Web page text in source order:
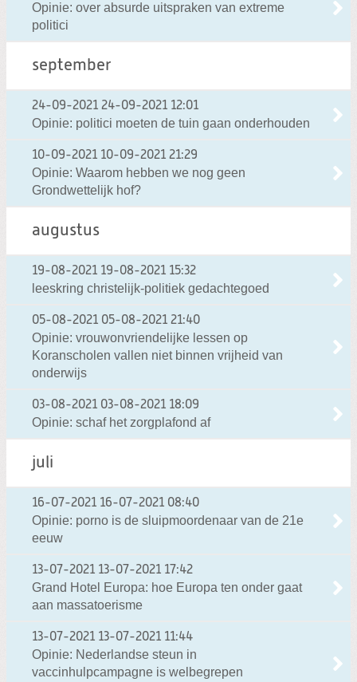
Opinie: over absurde uitspraken van extreme
politici
september
24-09-2021 24-09-2021 12:01
Opinie: politici moeten de tuin gaan onderhouden
10-09-2021 10-09-2021 21:29
Opinie: Waarom hebben we nog geen
Grondwettelijk hof?
augustus
19-08-2021 19-08-2021 15:32
leeskring christelijk-politiek gedachtegoed
05-08-2021 05-08-2021 21:40
Opinie: vrouwonvriendelijke lessen op
Koranscholen vallen niet binnen vrijheid van
onderwijs
03-08-2021 03-08-2021 18:09
Opinie: schaf het zorgplafond af
juli
16-07-2021 16-07-2021 08:40
Opinie: porno is de sluipmoordenaar van de 21e
eeuw
13-07-2021 13-07-2021 17:42
Grand Hotel Europa: hoe Europa ten onder gaat
aan massatoerisme
13-07-2021 13-07-2021 11:44
Opinie: Nederlandse steun in
vaccinhulpcampagne is welbegrepen